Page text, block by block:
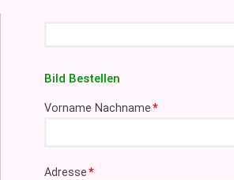
Bild Bestellen
Pflichtfeld
Vorname Nachname*
Pflichtfeld
Adresse*